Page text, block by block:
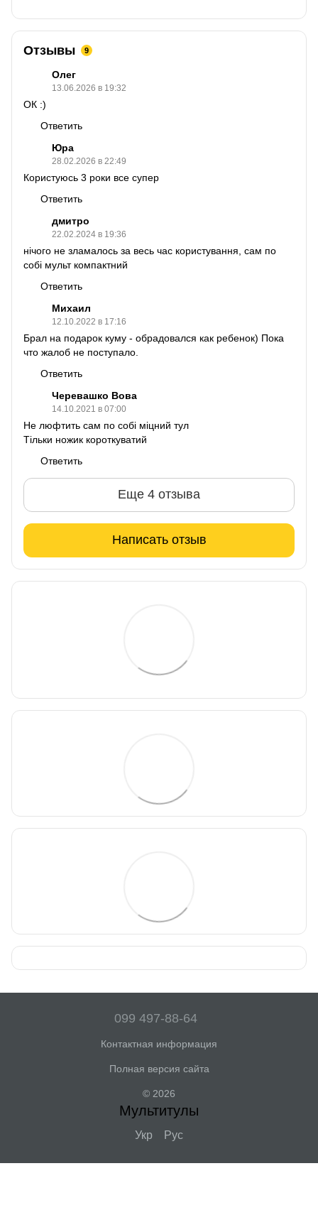
Отзывы 9
Олег
13.06.2026 в 19:32
ОК :)
Ответить
Юра
28.02.2026 в 22:49
Користуюсь 3 роки все супер
Ответить
дмитро
22.02.2024 в 19:36
нічого не зламалось за весь час користування, сам по
собі мульт компактний
Ответить
Михаил
12.10.2022 в 17:16
Брал на подарок куму - обрадовался как ребенок) Пока
что жалоб не поступало.
Ответить
Черевашко Вова
14.10.2021 в 07:00
Не люфтить сам по собі міцний тул
Тільки ножик короткуватий
Ответить
Еще 4 отзыва
Написать отзыв
099 497-88-64
Контактная информация
Полная версия сайта
© 2026
Мультитулы
Укр Рус